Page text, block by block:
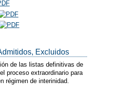
Excluidos
de las listas definitivas de
proceso extraordinario para
régimen de interinidad.